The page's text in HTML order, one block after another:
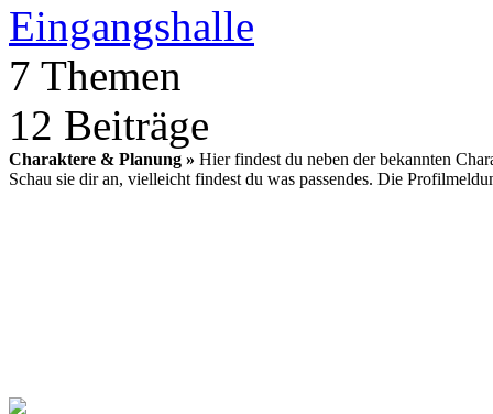
Eingangshalle
7 Themen
12 Beiträge
Charaktere & Planung » Hier findest du neben der bekannten
Schau sie dir an, vielleicht findest du was passendes. Die